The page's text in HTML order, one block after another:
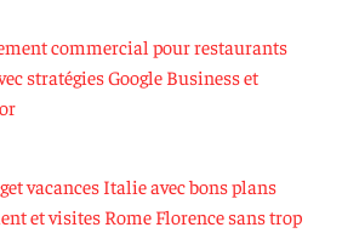
commercial pour restaurants
stratégies Google Business et
vacances Italie avec bons plans
et visites Rome Florence sans trop